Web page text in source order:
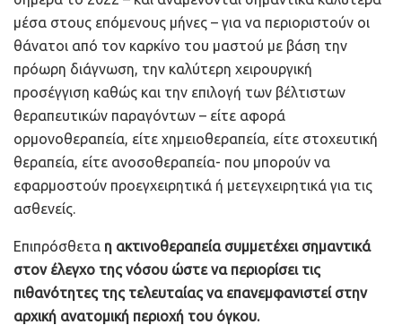
μέσα στους επόμενους μήνες – για να περιοριστούν οι
θάνατοι από τον καρκίνο του μαστού με βάση την
πρόωρη διάγνωση, την καλύτερη χειρουργική
προσέγγιση καθώς και την επιλογή των βέλτιστων
θεραπευτικών παραγόντων – είτε αφορά
ορμονοθεραπεία, είτε χημειοθεραπεία, είτε στοχευτική
θεραπεία, είτε ανοσοθεραπεία- που μπορούν να
εφαρμοστούν προεγχειρητικά ή μετεγχειρητικά για τις
ασθενείς.
Επιπρόσθετα η ακτινοθεραπεία συμμετέχει σημαντικά
στον έλεγχο της νόσου ώστε να περιορίσει τις
πιθανότητες της τελευταίας να επανεμφανιστεί στην
αρχική ανατομική περιοχή του όγκου.